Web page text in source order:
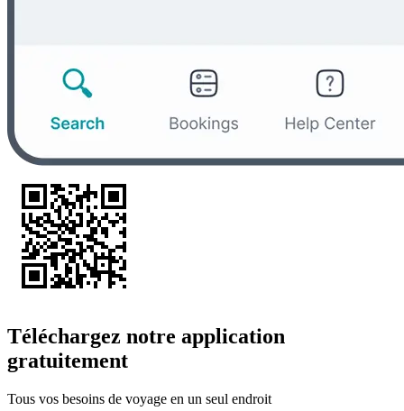
Téléchargez notre application
gratuitement
Tous vos besoins de voyage en un seul endroit